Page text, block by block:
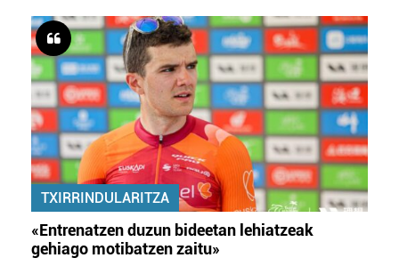
TXIRRINDULARITZA
«Entrenatzen duzun bideetan lehiatzeak
gehiago motibatzen zaitu»